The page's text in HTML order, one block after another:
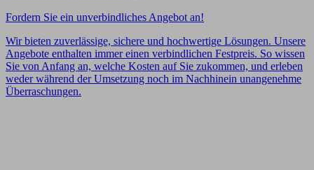
Fordern Sie ein unverbindliches Angebot an!
Wir bieten zuverlässige, sichere und hochwertige Lösungen. Unsere
Angebote enthalten immer einen verbindlichen Festpreis. So wissen
Sie von Anfang an, welche Kosten auf Sie zukommen, und erleben
weder während der Umsetzung noch im Nachhinein unangenehme
Überraschungen.